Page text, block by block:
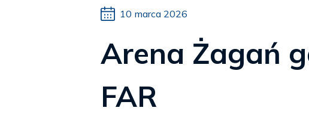
10 marca 2026
Arena Żagań
FAR